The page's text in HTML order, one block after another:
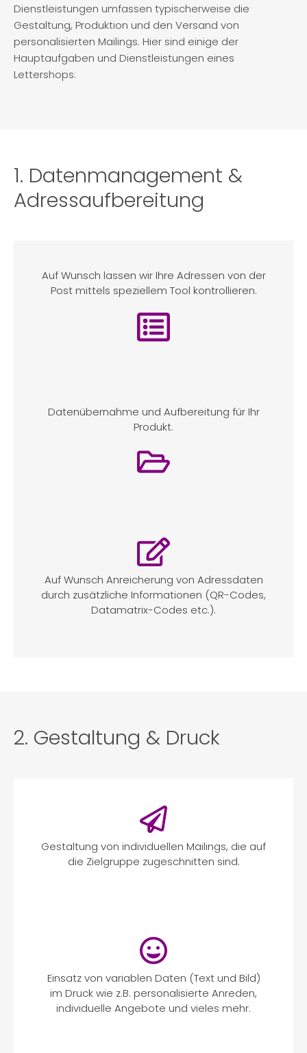
Dienstleistungen umfassen typischerweise die
Gestaltung, Produktion und den Versand von
personalisierten Mailings. Hier sind einige der
Hauptaufgaben und Dienstleistungen eines
Lettershops:
1. Datenmanagement &
Adressaufbereitung
Auf Wunsch lassen wir Ihre Adressen von der
Post mittels speziellem Tool kontrollieren.
Datenübernahme und Aufbereitung für Ihr
Produkt.
Auf Wunsch Anreicherung von Adressdaten
durch zusätzliche Informationen (QR-Codes,
Datamatrix-Codes etc.).
2. Gestaltung & Druck
Gestaltung von individuellen Mailings, die auf
die Zielgruppe zugeschnitten sind.
Einsatz von variablen Daten (Text und Bild)
im Druck wie z.B. personalisierte Anreden,
individuelle Angebote und vieles mehr.